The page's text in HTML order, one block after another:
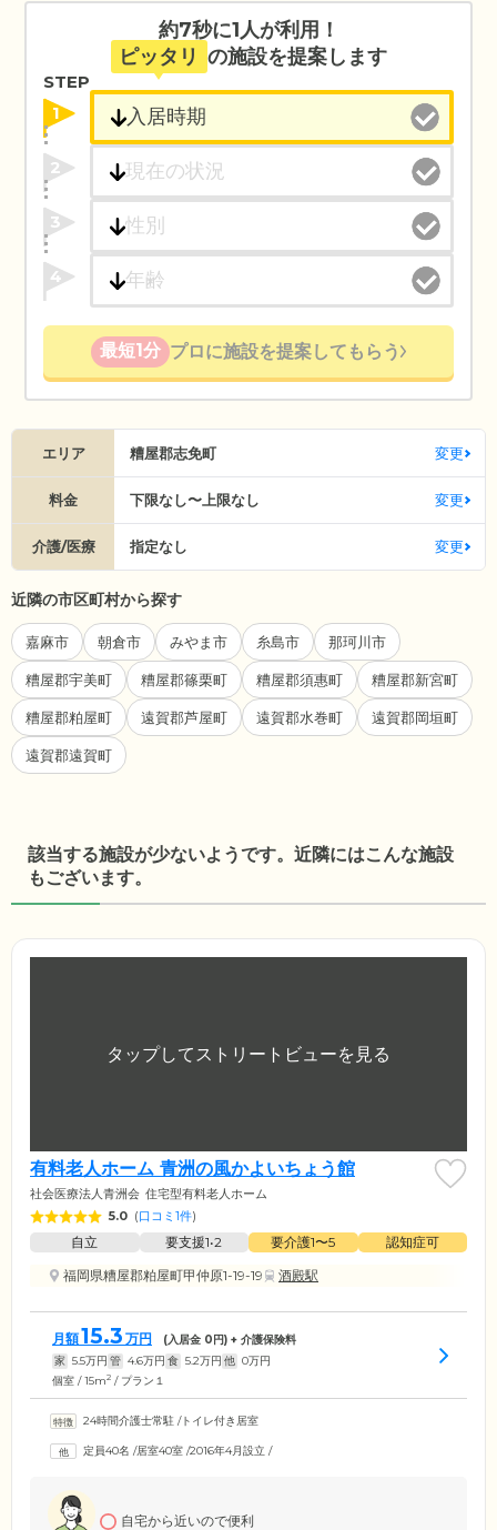
約7秒に1人が利用！
ピッタリ の施設を提案します
STEP
1
2
3
4
最短1分 プロに施設を提案してもらう
エリア 糟屋郡志免町 変更
料金 下限なし〜上限なし 変更
介護/医療 指定なし 変更
近隣の市区町村から探す
嘉麻市 朝倉市 みやま市 糸島市 那珂川市
糟屋郡宇美町 糟屋郡篠栗町 糟屋郡須惠町 糟屋郡新宮町
糟屋郡粕屋町 遠賀郡芦屋町 遠賀郡水巻町 遠賀郡岡垣町
遠賀郡遠賀町
該当する施設が少ないようです。近隣にはこんな施設
もございます。
有料老人ホーム 青洲の風かよいちょう館
社会医療法人青洲会 住宅型有料老人ホーム
5.0 (口コミ1件)
自立 要支援1•2 要介護1〜5
認知症可
福岡県糟屋郡粕屋町甲仲原1-19-19
酒殿駅
月額15.3 万円 (入居金 0円) + 介護保険料
家 5.5万円 管 4.6万円 食 5.2万円 他 0万円
個室 / 15m2 / プラン１
24時間介護士常駐 /トイレ付き居室
定員40名 /居室40室 /2016年4月設立 /
自宅から近いので便利